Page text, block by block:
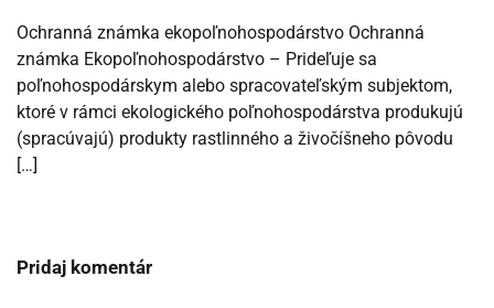
Ochranná známka ekopoľnohospodárstvo Ochranná
známka Ekopoľnohospodárstvo – Prideľuje sa
poľnohospodárskym alebo spracovateľským subjektom,
ktoré v rámci ekologického poľnohospodárstva produkujú
(spracúvajú) produkty rastlinného a živočíšneho pôvodu
[…]
Pridaj komentár